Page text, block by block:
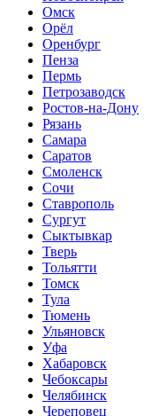
Омск
Орёл
Оренбург
Пенза
Пермь
Петрозаводск
Ростов-на-Дону
Рязань
Самара
Саратов
Смоленск
Сочи
Ставрополь
Сургут
Сыктывкар
Тверь
Тольятти
Томск
Тула
Тюмень
Ульяновск
Уфа
Хабаровск
Чебоксары
Челябинск
Череповец